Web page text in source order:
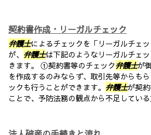
契約書作成・リーガルチェック
弁護士によるチェックを「リーガルチェ
が、 弁護士は下記のようなリーガルチェ
きます。 ①契約書等のチェック弁護士が
を作成するのみならず、取引先等からも
ックも行うことができます。 弁護士が契
ことで、予防法務の観点から不足してい